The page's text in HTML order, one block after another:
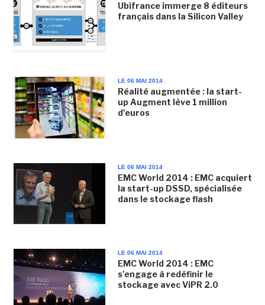
Ubifrance immerge 8 éditeurs
français dans la Silicon Valley
LE 06 MAI 2014
Réalité augmentée : la start-
up Augment lève 1 million
d'euros
LE 06 MAI 2014
EMC World 2014 : EMC acquiert
la start-up DSSD, spécialisée
dans le stockage flash
LE 06 MAI 2014
EMC World 2014 : EMC
s'engage à redéfinir le
stockage avec ViPR 2.0